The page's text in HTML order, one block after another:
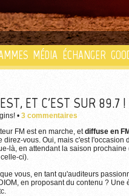
MÉDIA ÉCHANGER
ET C'EST SUR 89.7 !
• 3 commentaires
FM est en marche, etdiffuse en
direz-vous. Oui, mais c'est
là, en attendant la saison
ci).
vous, en tant qu'auditeurs
en proposant du contenu ? Une